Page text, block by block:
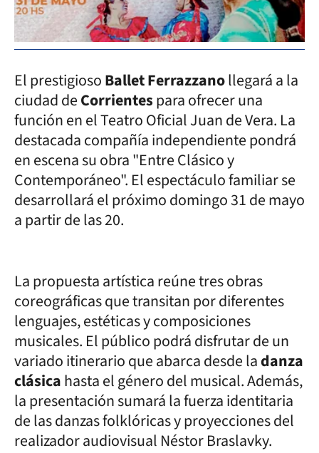
El prestigiosoBallet Ferrazzanollegará a la
ciudad deCorrientespara ofrecer una
función en el Teatro Oficial Juan de Vera. La
destacada compañía independiente pondrá
en escena su obra "Entre Clásico y
Contemporáneo". El espectáculo familiar se
desarrollará el próximo domingo 31 de mayo
a partir de las 20.
La propuesta artística reúne tres obras
coreográficas que transitan por diferentes
lenguajes, estéticas y composiciones
musicales. El público podrá disfrutar de un
variado itinerario que abarca desde ladanza
clásicahasta el género del musical. Además,
la presentación sumará la fuerza identitaria
de las danzas folklóricas y proyecciones del
realizador audiovisual Néstor Braslavky.